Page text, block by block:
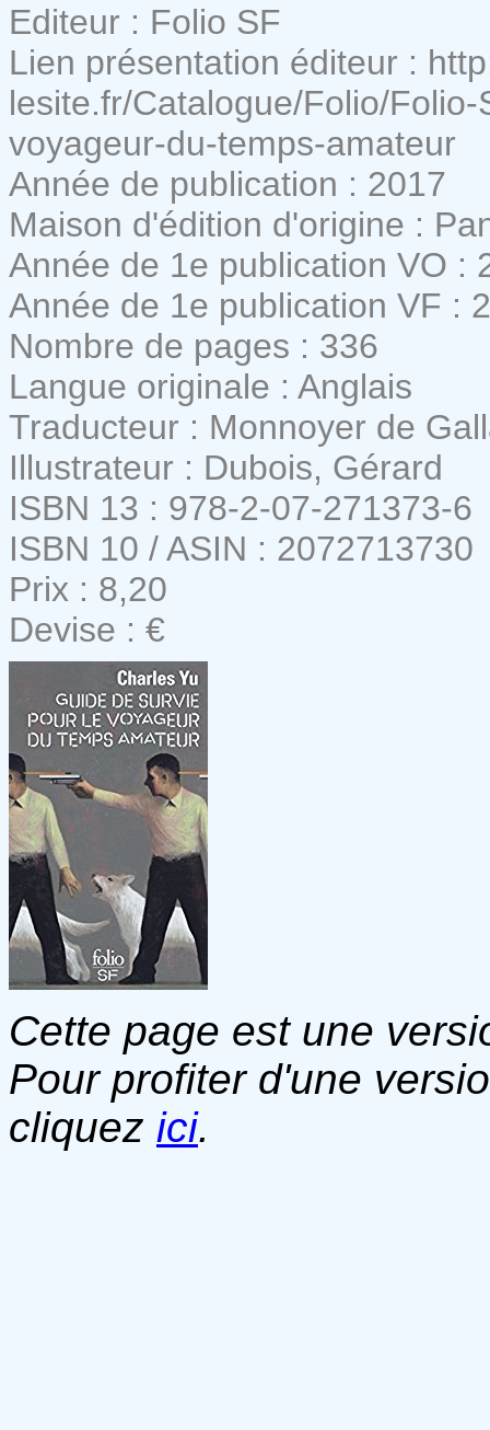
Editeur : Folio SF
Lien présentation éditeur :
lesite.fr/Catalogue/Folio/
voyageur-du-temps-amateur
Année de publication : 2017
Maison d'édition d'origine :
Année de 1e publication VO :
Année de 1e publication VF :
Nombre de pages : 336
Langue originale : Anglais
Traducteur : Monnoyer de
Illustrateur : Dubois, Gérard
ISBN 13 : 978-2-07-271373-6
ISBN 10 / ASIN : 2072713730
Prix : 8,20
Devise : €
Cette page est une
Pour profiter d'une
cliquez ici.